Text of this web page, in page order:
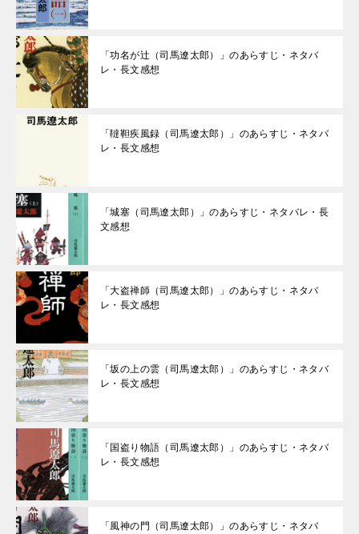
「功名が辻（司馬遼太郎）」のあらすじ・ネタバ
レ・長文感想
「韃靼疾風録（司馬遼太郎）」のあらすじ・ネタバ
レ・長文感想
「城塞（司馬遼太郎）」のあらすじ・ネタバレ・長
文感想
「大盗禅師（司馬遼太郎）」のあらすじ・ネタバ
レ・長文感想
「坂の上の雲（司馬遼太郎）」のあらすじ・ネタバ
レ・長文感想
「国盗り物語（司馬遼太郎）」のあらすじ・ネタバ
レ・長文感想
「風神の門（司馬遼太郎）」のあらすじ・ネタバ